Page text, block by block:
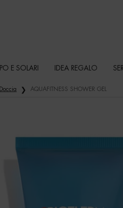
E SOLARI IDEA REGALO
Doccia AQUAFITNESS SHOWER GEL